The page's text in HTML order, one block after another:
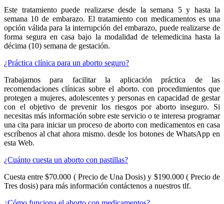
Este tratamiento puede realizarse desde la semana 5 y hasta la
semana 10 de embarazo. El tratamiento con medicamentos es una
opción válida para la interrupción del embarazo, puede realizarse de
forma segura en casa bajo la modalidad de telemedicina hasta la
décima (10) semana de gestación.
¿Práctica clínica para un aborto seguro?
Trabajamos para facilitar la aplicación práctica de las
recomendaciones clínicas sobre el aborto. con procedimientos que
protegen a mujeres, adolescentes y personas en capacidad de gestar
con el objetivo de prevenir los riesgos por aborto inseguro. Si
necesitas más información sobre este servicio o te interesa programar
una cita para iniciar un proceso de aborto con medicamentos en casa
escríbenos al chat ahora mismo. desde los botones de WhatsApp en
esta Web.
¿Cuánto cuesta un aborto con pastillas?
Cuesta entre $70.000 ( Precio de Una Dosis) y $190.000 ( Precio de
Tres dosis) para más información contáctenos a nuestros tlf.